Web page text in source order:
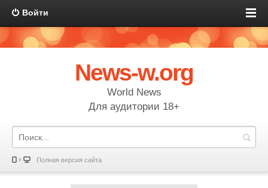
Войти
News-w.org
World News
Для аудитории 18+
Полная версия сайта